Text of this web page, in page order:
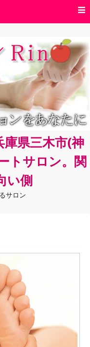
庫県三木市(神
トサロン。関
い側
サロン